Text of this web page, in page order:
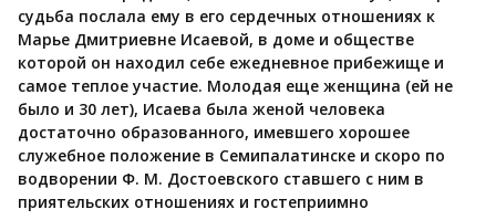
судьба послала ему в его сердечных отношениях к
Марье Дмитриевне Исаевой, в доме и обществе
которой он находил себе ежедневное прибежище и
самое теплое участие. Молодая еще женщина (ей не
было и 30 лет), Исаева была женой человека
достаточно образованного, имевшего хорошее
служебное положение в Семипалатинске и скоро по
водворении Ф. М. Достоевского ставшего с ним в
приятельских отношениях и гостеприимно